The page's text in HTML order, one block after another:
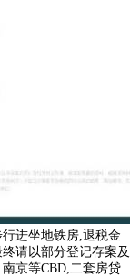
进坐地铁房,退税金
请以部分登记存案及
京等CBD,二套房贷